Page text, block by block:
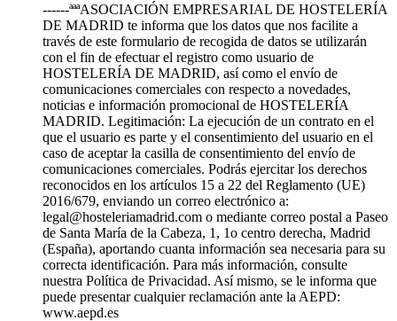
------ªªªASOCIACIÓN EMPRESARIAL DE HOSTELERÍA
DE MADRID te informa que los datos que nos facilite a
través de este formulario de recogida de datos se utilizarán
con el fin de efectuar el registro como usuario de
HOSTELERÍA DE MADRID, así como el envío de
comunicaciones comerciales con respecto a novedades,
noticias e información promocional de HOSTELERÍA
MADRID. Legitimación: La ejecución de un contrato en el
que el usuario es parte y el consentimiento del usuario en el
caso de aceptar la casilla de consentimiento del envío de
comunicaciones comerciales. Podrás ejercitar los derechos
reconocidos en los artículos 15 a 22 del Reglamento (UE)
2016/679, enviando un correo electrónico a:
legal@hosteleriamadrid.com o mediante correo postal a Paseo
de Santa María de la Cabeza, 1, 1o centro derecha, Madrid
(España), aportando cuanta información sea necesaria para su
correcta identificación. Para más información, consulte
nuestra Política de Privacidad. Así mismo, se le informa que
puede presentar cualquier reclamación ante la AEPD:
www.aepd.es